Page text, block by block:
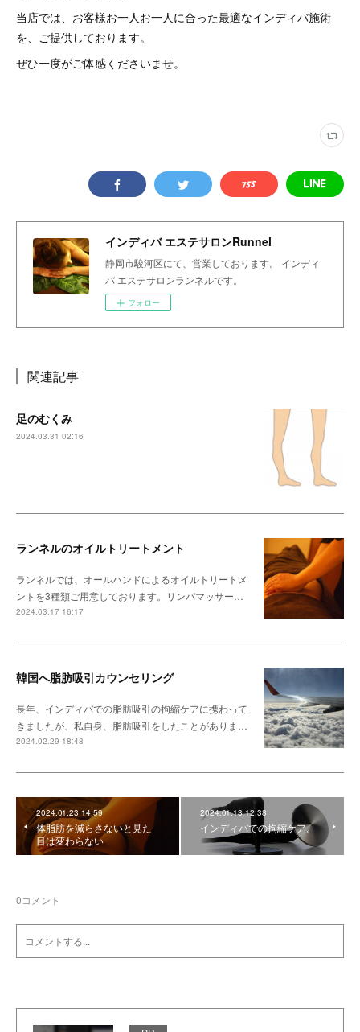
当店では、お客様お一人お一人に合った最適なインディバ施術
を、ご提供しております。
ぜひ一度がご体感くださいませ。
インディバ エステサロンRunnel
静岡市駿河区にて、営業しております。 インディ
バ エステサロンランネルです。
フォロー
関連記事
足のむくみ
2024.03.31 02:16
ランネルのオイルトリートメント
ランネルでは、オールハンドによるオイルトリートメ
ントを3種類ご用意しております。リンパマッサー…
2024.03.17 16:17
韓国へ脂肪吸引カウンセリング
長年、インディバでの脂肪吸引の拘縮ケアに携わって
きましたが、私自身、脂肪吸引をしたことがありま…
2024.02.29 18:48
2024.01.23 14:59
体脂肪を減らさないと見た
目は変わらない
2024.01.13 12:38
インディバでの拘縮ケア。
0コメント